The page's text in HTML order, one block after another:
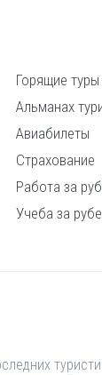
Горящие туры
Альманах
Авиабилеты
Страхование
Работа за
Учеба за